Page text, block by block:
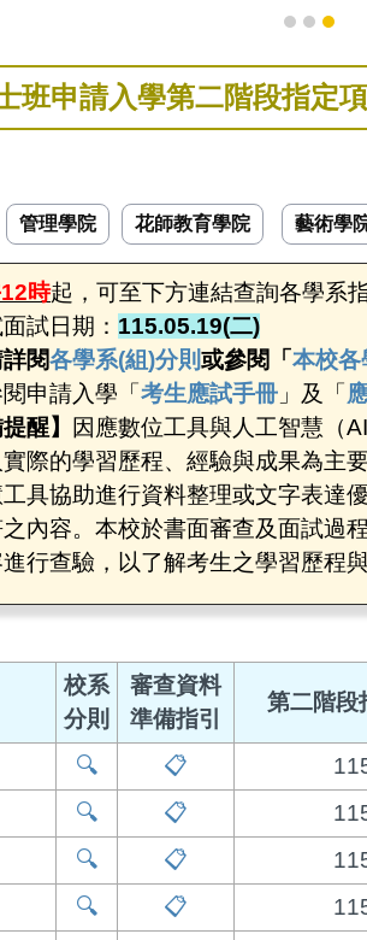
班申請入學第二階段指
管理學院 花師教育學院 藝術學
時起，可至下方連結查詢各學系
試日期： 115.05.19(二)
閱各學系(組)分則或參閱「 本校各
申請入學「 考生應試手冊 」及「
醒】
因應數位工具與人工智慧（
際的學習歷程、經驗與成果為主
具協助進行資料整理或文字表達
內容。本校於書面審查及面試過
行查驗，以了解考生之學習歷程
校系
分則
審查資料
準備指引
第二階段
🔍 📋
🔍 📋
🔍 📋
🔍 📋